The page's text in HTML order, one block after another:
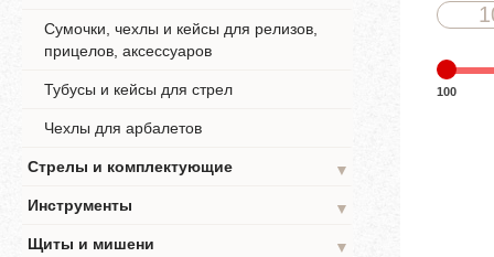
Сумочки, чехлы и кейсы для релизов,
прицелов, аксессуаров
Тубусы и кейсы для стрел
Чехлы для арбалетов
Стрелы и комплектующие
▼
Инструменты
▼
Щиты и мишени
▼
100